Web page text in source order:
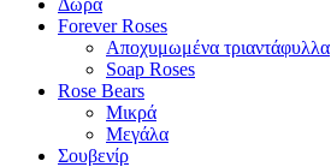
Δώρα
Forever Roses
Αποχυμωμένα τριαντάφυλλα
Soap Roses
Rose Βears
Μικρά
Μεγάλα
Σουβενίρ